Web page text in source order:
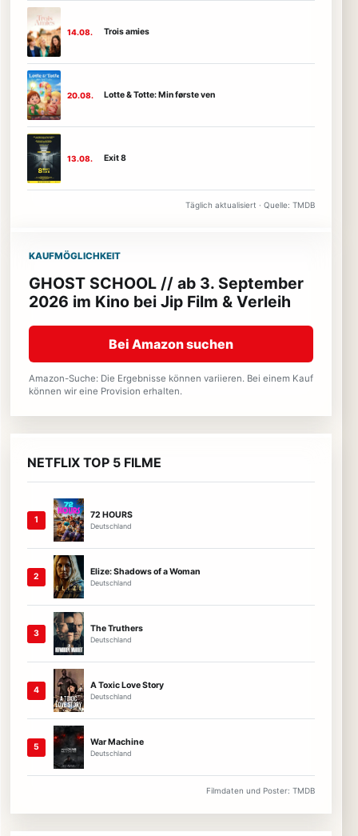
14.08. Trois amies
20.08. Lotte & Totte: Min første ven
13.08. Exit 8
Täglich aktualisiert · Quelle: TMDB
KAUFMÖGLICHKEIT
GHOST SCHOOL // ab 3. September
2026 im Kino bei Jip Film & Verleih
Bei Amazon suchen
Amazon-Suche: Die Ergebnisse können variieren. Bei einem Kauf
können wir eine Provision erhalten.
NETFLIX TOP 5 FILME
1 72 HOURS
Deutschland
2 Elize: Shadows of a Woman
Deutschland
3 The Truthers
Deutschland
4 A Toxic Love Story
Deutschland
5 War Machine
Deutschland
Filmdaten und Poster: TMDB